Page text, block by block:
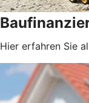
Hier erfahren Sie